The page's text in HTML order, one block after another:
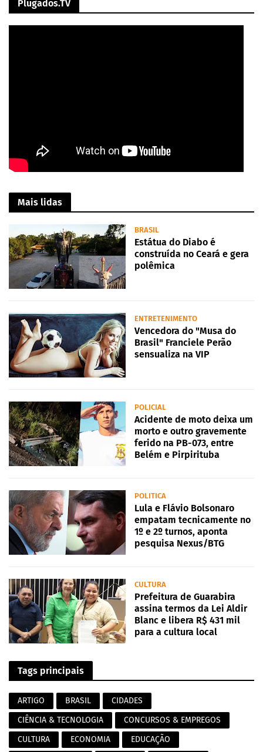
Plugados.TV
Mais lidas
BRASIL
Estátua do Diabo é
construída no Ceará e gera
polêmica
ENTRETENIMENTO
Vencedora do "Musa do
Brasil" Franciele Perão
sensualiza na VIP
POLICIAL
Acidente de moto deixa um
morto e outro gravemente
ferido na PB-073, entre
Belém e Pirpirituba
POLITICA
Lula e Flávio Bolsonaro
empatam tecnicamente no
1º e 2º turnos, aponta
pesquisa Nexus/BTG
CULTURA
Prefeitura de Guarabira
assina termos da Lei Aldir
Blanc e libera R$ 431 mil
para a cultura local
Tags principais
ARTIGO BRASIL
CIDADES
CIÊNCIA & TECNOLOGIA
CONCURSOS & EMPREGOS
CULTURA
ECONOMIA EDUCAÇÃO